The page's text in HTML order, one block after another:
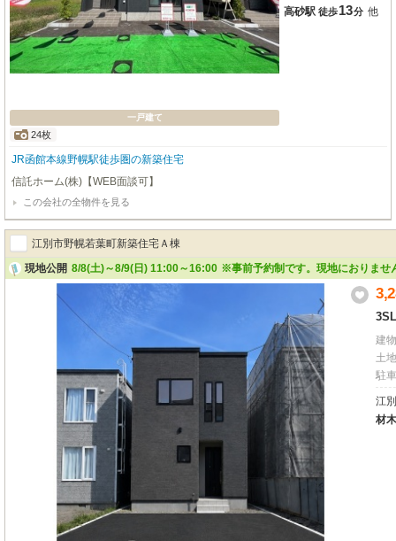
一戸建て
24枚
高砂駅 徒歩13分 他
JR函館本線野幌駅徒歩圏の新築住宅
信託ホーム(株)【WEB面談可】
この会社の全物件を見る
江別市野幌若葉町新築住宅Ａ棟
現地公開 8/8(土)～8/9(日) 11:00～16:00 ※事前予約制です。現地におりませ
建物
土地
駐
江
材